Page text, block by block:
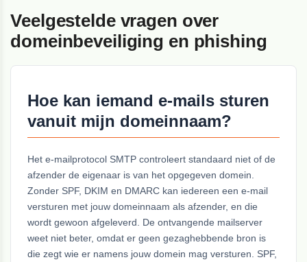
Veelgestelde vragen over
domeinbeveiliging en phishing
Hoe kan iemand e-mails sturen
vanuit mijn domeinnaam?
Het e-mailprotocol SMTP controleert standaard niet of de
afzender de eigenaar is van het opgegeven domein.
Zonder SPF, DKIM en DMARC kan iedereen een e-mail
versturen met jouw domeinnaam als afzender, en die
wordt gewoon afgeleverd. De ontvangende mailserver
weet niet beter, omdat er geen gezaghebbende bron is
die zegt wie er namens jouw domein mag versturen. SPF,